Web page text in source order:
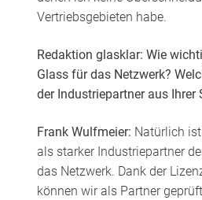
Vertriebsgebieten habe.
Redaktion glasklar: Wie
Glass für das Netzwerk?
der Industriepartner aus Ihrer
Frank Wulfmeier: Natürlich
als starker Industriepartner
das Netzwerk. Dank der
können wir als Partner